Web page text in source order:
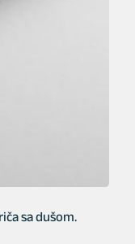
sa dušom.